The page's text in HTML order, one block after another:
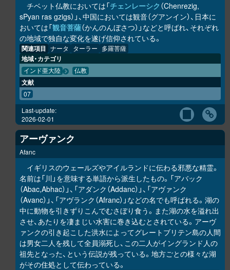
チベット仏教においては「チェンレーシク （Chenrezig,
sPyan ras gzigs）」、中国においては観音（グアンイン）、日本に
おいては「観音菩薩（かんのんぼさつ）」などと呼ばれ、それぞれ
の地域で独自な変化を遂げ信仰されている。
関連項目 ナータ ターラー 多羅菩薩
地域・カテゴリ
インド亜大陸 仏教
文献
07
Last-update:
2026-02-01
アーヴァンク
Afanc
イギリスのウェールズやアイルランドに伝わる邪悪な精霊。
名前は「川」を意味する単語から派生したもの。「アバック
（Abac,Abhac）」、「アダンク（Addanc）」、「アヴァンク
（Avanc）」、「アヴランク（Afranc）」などの名でも呼ばれる。湖の
中に動物を引きずりこんでむさぼり食う。また湖の水を溢れ出
させ、あたりを凄まじい水害に巻き込むとされている。アーヴ
ァンクの引き起こした洪水によってグレートブリテン島の人間
は男女二人を残して全員溺死し、この二人がイングランド人の
祖先となった、という伝説が残っている。地方ごとの様々な湖
がその住処として伝わっている。